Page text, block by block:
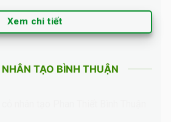
Xem chi tiết
TẠO BÌNH THUẬN